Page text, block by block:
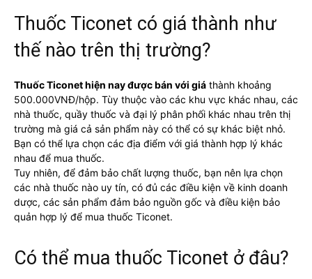
Thuốc Ticonet có giá thành như
thế nào trên thị trường?
Thuốc Ticonet hiện nay được bán với giá thành khoảng
500.000VNĐ/hộp. Tùy thuộc vào các khu vực khác nhau, các
nhà thuốc, quầy thuốc và đại lý phân phối khác nhau trên thị
trường mà giá cả sản phẩm này có thể có sự khác biệt nhỏ.
Bạn có thể lựa chọn các địa điểm với giá thành hợp lý khác
nhau để mua thuốc.
Tuy nhiên, để đảm bảo chất lượng thuốc, bạn nên lựa chọn
các nhà thuốc nào uy tín, có đủ các điều kiện về kinh doanh
dược, các sản phẩm đảm bảo nguồn gốc và điều kiện bảo
quản hợp lý để mua thuốc Ticonet.
Có thể mua thuốc Ticonet ở đâu?